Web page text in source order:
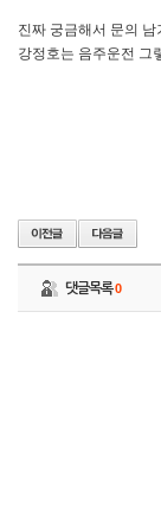
진짜 궁금해서 문의 남
강정호는 음주운전 그
댓글목록0